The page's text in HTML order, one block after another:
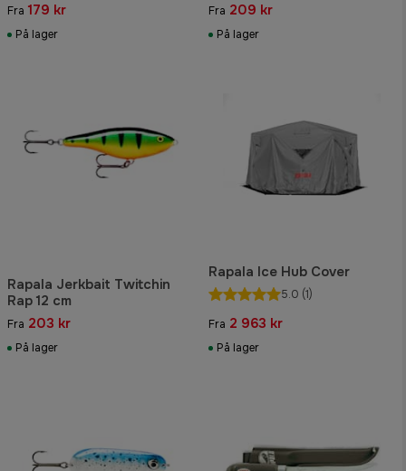
Fra 179 kr
På lager
Fra 209 kr
På lager
Rapala Jerkbait Twitchin
Rap 12 cm
Fra 203 kr
På lager
Rapala Ice Hub Cover
5.0 (1)
Fra 2 963 kr
På lager